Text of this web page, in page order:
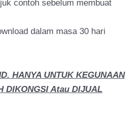
contoh sebelum membuat
dalam masa 30 hari
HANYA UNTUK KEGUNAAN
DIKONGSI Atau DIJUAL